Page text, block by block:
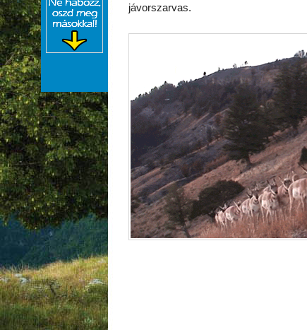
jávorszarvas.